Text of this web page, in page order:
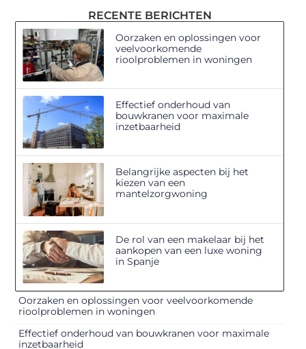
RECENTE BERICHTEN
Oorzaken en oplossingen voor
veelvoorkomende
rioolproblemen in woningen
Effectief onderhoud van
bouwkranen voor maximale
inzetbaarheid
Belangrijke aspecten bij het
kiezen van een
mantelzorgwoning
De rol van een makelaar bij het
aankopen van een luxe woning
in Spanje
Oorzaken en oplossingen voor veelvoorkomende
rioolproblemen in woningen
Effectief onderhoud van bouwkranen voor maximale
inzetbaarheid